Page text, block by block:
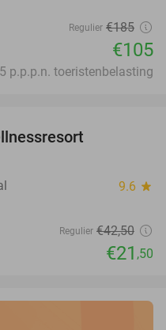
Regulier €185
€105
p.p.p.n. toeristenbelasting
9.6 star
Regulier €42,50
€21 ,50